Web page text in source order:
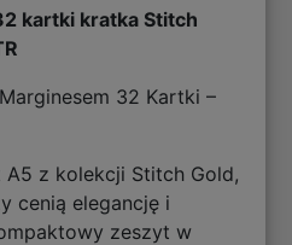
kartki kratka Stitch
32 Kartki –
z kolekcji Stitch Gold,
cenią elegancję i
zeszyt w